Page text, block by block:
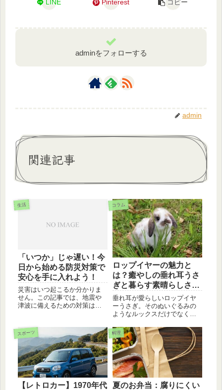
LINE Pinterest コピー
adminをフォローする
admin
関連記事
生活
「いつか」じゃ遅い！今
日から始める防災対策で
安心を手に入れよう！
災害はいつ起こるか分かりま
せん。この記事では、地震や
津波に備えるための対策はも
ぐできるアクションで、大切
な家族の命と財産を守りまし
ょう。
コラム
ロップイヤーの魅力と
は？癒やしの垂れ耳うさ
ぎと暮らす素晴らしさを
徹底解説
垂れ耳が愛らしいロップイヤ
ーうさぎ。そのぬいぐるみの
ようなルックスだけでなく、
現など、人々を虜にする素晴
らしさを詳しくお教えしま
す。飼う予定がない方でも心
が温まる、ロップイヤーが日
常に添えてくれる「癒やし」
の魔法について綴ったブログ
記事です。
スポーツ
【レトロカー】1970年代
料理
夏のお弁当：腐りにくい